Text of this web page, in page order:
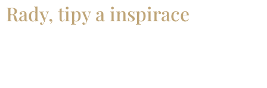
Rady, tipy a inspirace